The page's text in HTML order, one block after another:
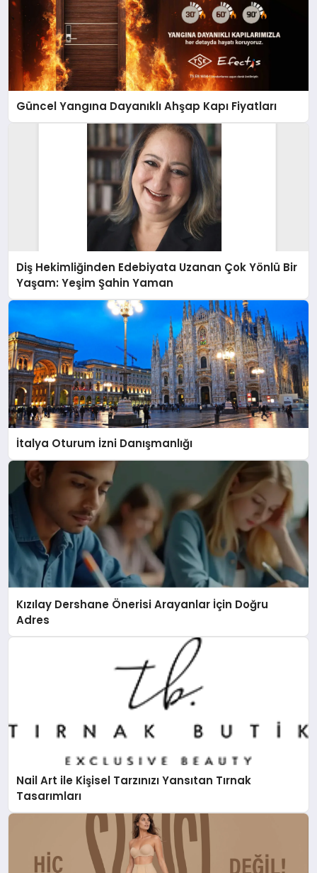
Güncel Yangına Dayanıklı Ahşap Kapı Fiyatları
Diş Hekimliğinden Edebiyata Uzanan Çok Yönlü Bir
Yaşam: Yeşim Şahin Yaman
İtalya Oturum İzni Danışmanlığı
Kızılay Dershane Önerisi Arayanlar İçin Doğru
Adres
Nail Art ile Kişisel Tarzınızı Yansıtan Tırnak
Tasarımları